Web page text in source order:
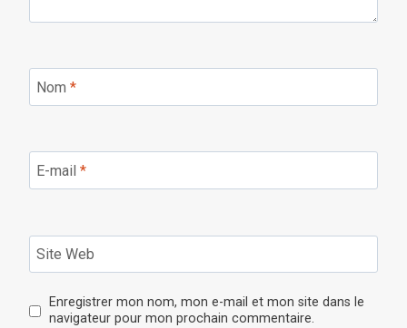
Nom *
E-mail *
Site Web
Enregistrer mon nom, mon e-mail et mon site dans le
navigateur pour mon prochain commentaire.